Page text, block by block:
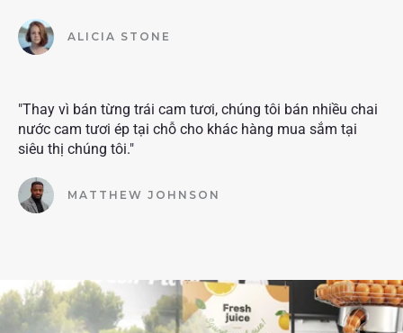
ALICIA STONE
"Thay vì bán từng trái cam tươi, chúng tôi bán nhiều chai
nước cam tươi ép tại chỗ cho khác hàng mua sắm tại
siêu thị chúng tôi."
MATTHEW JOHNSON